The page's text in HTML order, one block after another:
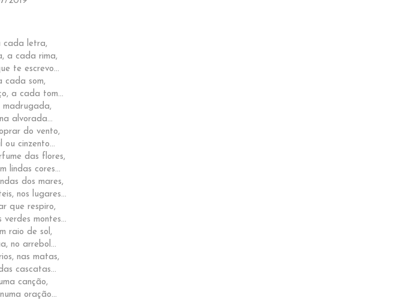
cada letra,
a cada rima,
te escrevo...
cada som,
a cada tom...
madrugada,
alvorada...
do vento,
ou cinzento...
das flores,
lindas cores...
dos mares,
nos lugares...
que respiro,
verdes montes...
raio de sol,
no arrebol...
nas matas,
cascatas...
canção,
oração...